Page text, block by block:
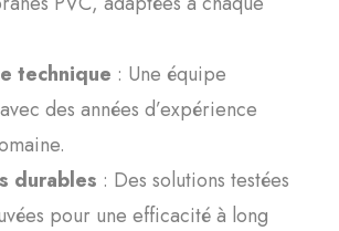
technique : Une équipe
des années d’expérience
durables : Des solutions testées
pour une efficacité à long